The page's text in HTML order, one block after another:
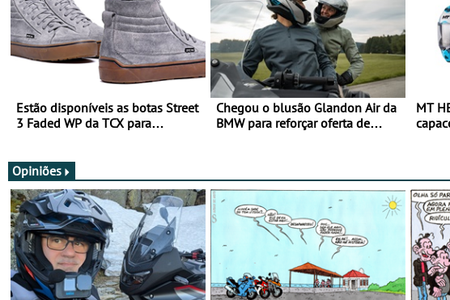
Estão disponíveis as botas Street
3 Faded WP da TCX para
Chegou o blusão Glandon Air da
BMW para reforçar oferta de
MT
Opiniões